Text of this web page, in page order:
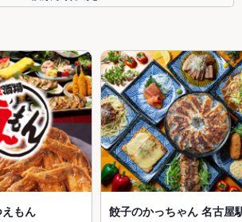
もん 餃子のかっちゃん 名古屋